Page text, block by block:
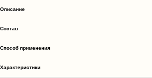
Описание
Cостав
Способ применения
Характеристики